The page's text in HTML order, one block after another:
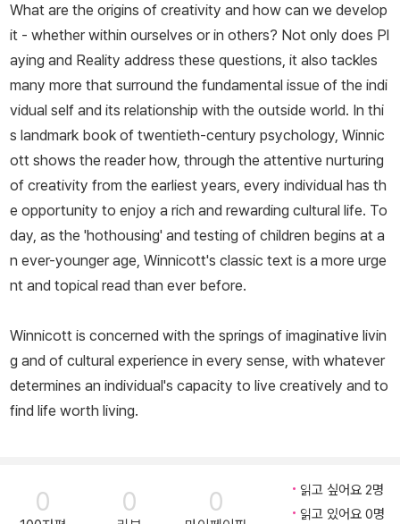
명성을 얻었던 위니코트는 사후 50여 년이 지난 지금도 여전히 정신
분석가들에게 영향을 주고 있으며 새삼 다시 주목받고 있다.
What are the origins of creativity and how can we develop
it - whether within ourselves or in others? Not only does Pl
aying and Reality address these questions, it also tackles
many more that surround the fundamental issue of the indi
vidual self and its relationship with the outside world. In thi
s landmark book of twentieth-century psychology, Winnic
ott shows the reader how, through the attentive nurturing
of creativity from the earliest years, every individual has th
e opportunity to enjoy a rich and rewarding cultural life. To
day, as the 'hothousing' and testing of children begins at a
n ever-younger age, Winnicott's classic text is a more urge
nt and topical read than ever before.
Winnicott is concerned with the springs of imaginative livin
g and of cultural experience in every sense, with whatever
determines an individual's capacity to live creatively and to
find life worth living.
0 0 0
읽고 싶어요 2명
읽고 있어요 0명